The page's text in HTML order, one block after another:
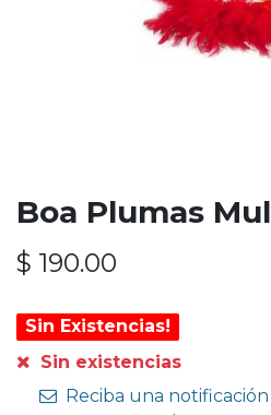
Boa Plumas
$ 190.00
Sin Existencias!
Sin existencias
Reciba una